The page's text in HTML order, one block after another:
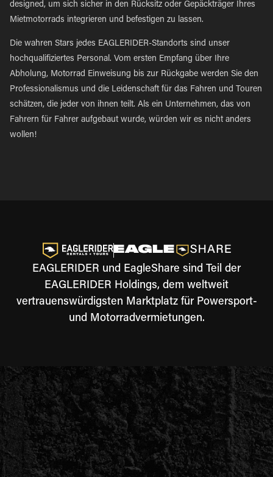
designed, um sich sicher in den Rücksitz oder Gepäckträger Ihres
Mietmotorrads integrieren und befestigen zu lassen.
Die wahren Stars jedes EAGLERIDER-Standorts sind unser
hochqualifiziertes Personal. Vom ersten Empfang über Ihre
Abholung, Motorrad Einweisung bis zur Rückgabe werden Sie den
Professionalismus und die Leidenschaft für das Fahren und Touren
schätzen, die jeder von ihnen teilt. Als ein Unternehmen, das von
Fahrern für Fahrer aufgebaut wurde, würden wir es nicht anders
wollen!
EAGLERIDER und EagleShare sind Teil der
EAGLERIDER Holdings, dem weltweit
vertrauenswürdigsten Marktplatz für Powersport-
und Motorradvermietungen.